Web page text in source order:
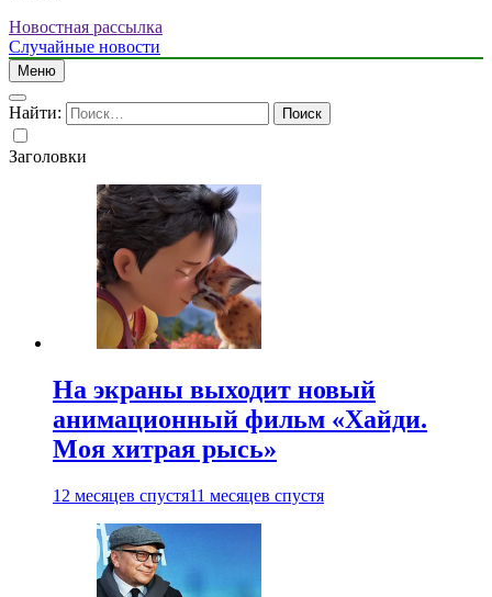
Новостная рассылка
Случайные новости
Меню
Найти:
Заголовки
На экраны выходит новый
анимационный фильм «Хайди.
Моя хитрая рысь»
12 месяцев спустя11 месяцев спустя